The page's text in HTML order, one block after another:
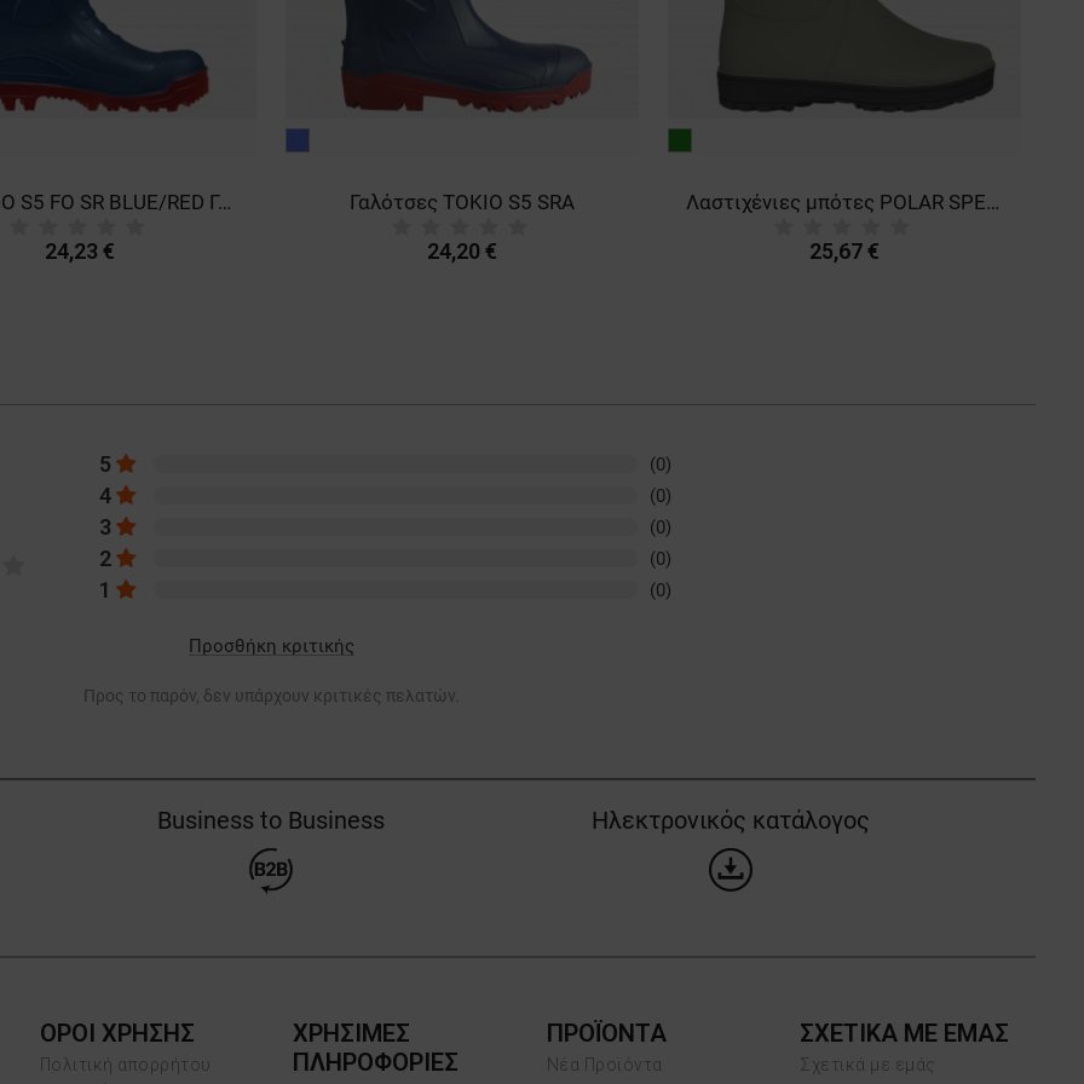
TORNADO S5 FO SR BLUE/RED Γαλότσες εργασίας
24,23 €
Γαλότσες TOKIO S5 SRA
24,20 €
Λαστιχένιες μπότες POLAR SPECIAL OB E CI SRC
25,67 €
5 (0)
4 (0)
3 (0)
2 (0)
1 (0)
Προσθήκη κριτικής
Προς το παρόν, δεν υπάρχουν κριτικές πελατών.
Business to Business Ηλεκτρονικός κατάλογος
ΟΡΟΙ ΧΡΗΣΗΣ
Πολιτική απορρήτου
ΧΡΗΣΙΜΕΣ
ΠΛΗΡΟΦΟΡΙΕΣ
ΠΡΟΪΌΝΤΑ
Νέα Προϊόντα
ΣΧΕΤΙΚΑ ΜΕ ΕΜΑΣ
Σχετικά με εμάς